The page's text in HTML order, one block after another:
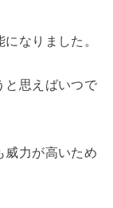
なりました。
と思えばいつで
威力が高いため